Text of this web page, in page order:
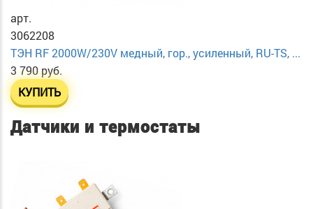
арт.
3062208
ТЭН RF 2000W/230V медный, гор., усиленный, RU-TS, ...
3 790 руб.
КУПИТЬ
Датчики и термостаты